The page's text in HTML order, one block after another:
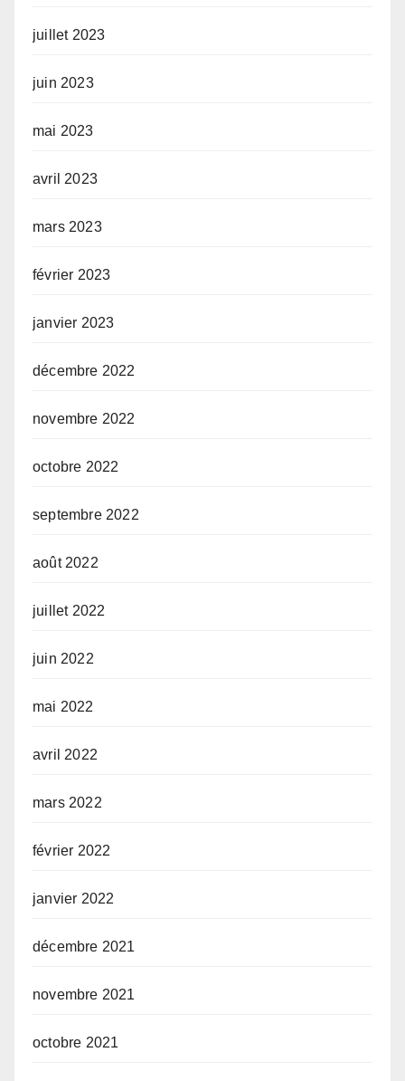
juillet 2023
juin 2023
mai 2023
avril 2023
mars 2023
février 2023
janvier 2023
décembre 2022
novembre 2022
octobre 2022
septembre 2022
août 2022
juillet 2022
juin 2022
mai 2022
avril 2022
mars 2022
février 2022
janvier 2022
décembre 2021
novembre 2021
octobre 2021